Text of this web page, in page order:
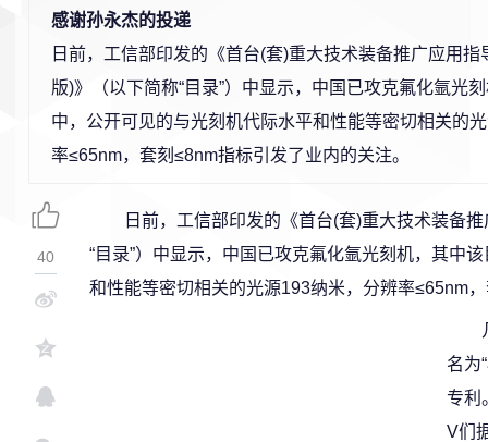
感谢孙永杰的投递
日前，工信部印发的《首台(套)重大技术装备推广应用指
版)》（以下简称“目录”）中显示，中国已攻克氟化氩光
中，公开可见的与光刻机代际水平和性能等密切相关的
率≤65nm，套刻≤8nm指标引发了业内的关注。
日前，工信部印发的《首台(套)重大技术装备
“目录”）中显示，中国已攻克氟化氩光刻机，其中
和性能等密切相关的光源193纳米，分辨率≤65nm
名为
专利
V们
40